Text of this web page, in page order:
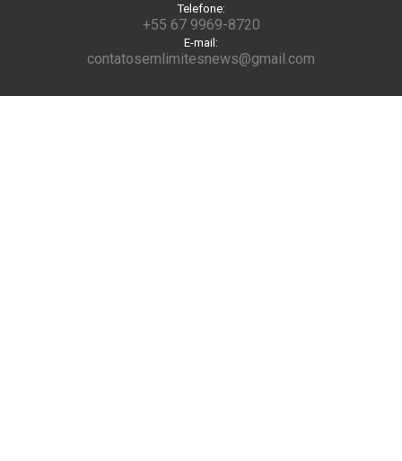
Telefone:
+55 67 9969-8720
E-mail:
contatosemlimitesnews@gmail.com